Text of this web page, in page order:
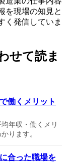
を現場の知見と
く発信していま
せて読ま
働くメリット
年収・働くメリ
ります。
合った職場を